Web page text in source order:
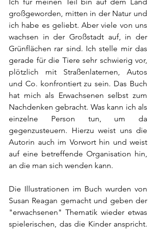
großgeworden, mitten in der Natur und
ich habe es geliebt. Aber viele von uns
wachsen in der Großstadt auf, in der
Grünflächen rar sind. Ich stelle mir das
gerade für die Tiere sehr schwierig vor,
plötzlich mit Straßenlaternen, Autos
und Co. konfrontiert zu sein. Das Buch
hat mich als Erwachsenen selbst zum
Nachdenken gebracht. Was kann ich als
einzelne Person tun, um da
gegenzusteuern. Hierzu weist uns die
Autorin auch im Vorwort hin und weist
auf eine betreffende Organisation hin,
an die man sich wenden kann.
Die Illustrationen im Buch wurden von
Susan Reagan gemacht und geben der
"erwachsenen" Thematik wieder etwas
spielerischen, das die Kinder anspricht.